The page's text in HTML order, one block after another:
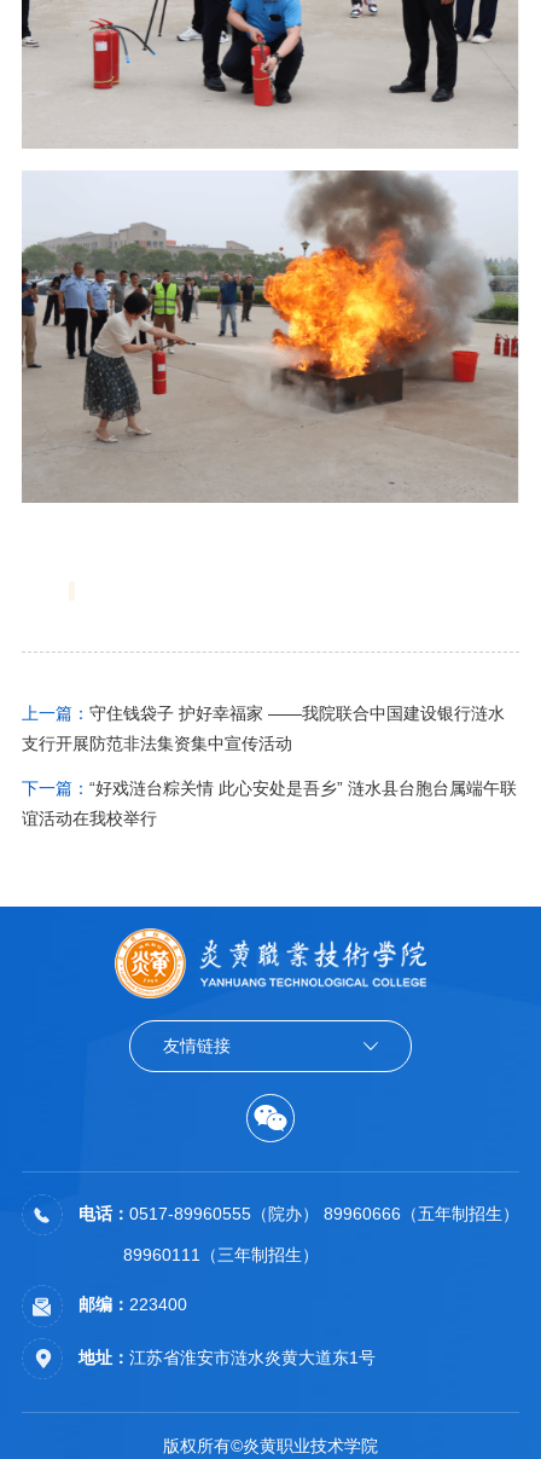
上一篇： 守住钱袋子 护好幸福家 ——我院联合中国建设银行涟水
支行开展防范非法集资集中宣传活动
下一篇： “好戏涟台粽关情 此心安处是吾乡” 涟水县台胞台属端午联
谊活动在我校举行
友情链接
电话： 0517-89960555（院办） 89960666（五年制招生）
89960111（三年制招生）
邮编： 223400
地址： 江苏省淮安市涟水炎黄大道东1号
版权所有©炎黄职业技术学院